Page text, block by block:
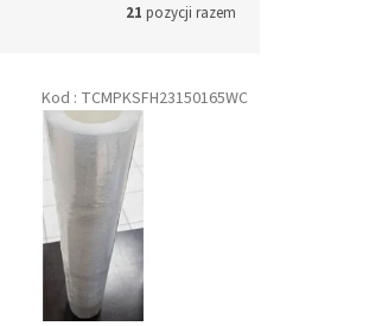
21 pozycji razem
Kod : TCMPKSFH23150165WC